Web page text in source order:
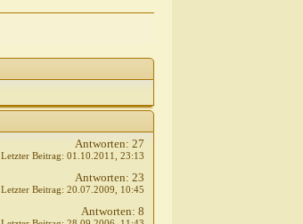
Antworten: 27
Letzter Beitrag: 01.10.2011, 23:13
Antworten: 23
Letzter Beitrag: 20.07.2009, 10:45
Antworten: 8